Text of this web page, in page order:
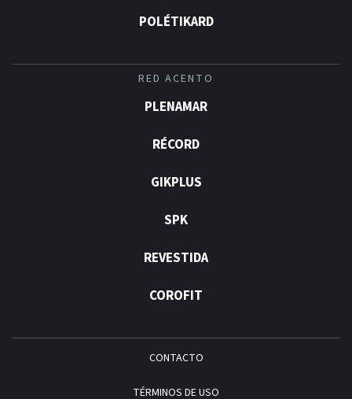
POLÉTIKARD
RED ACENTO
PLENAMAR
RÉCORD
GIKPLUS
SPK
REVESTIDA
COROFIT
CONTACTO
TÉRMINOS DE USO